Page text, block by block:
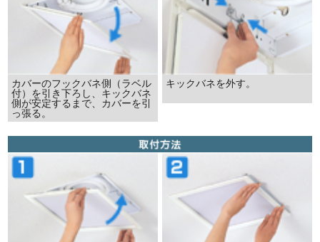
カバーのフックバネ側（ラベル
付）を引き下ろし、キックバネ
側が安定するまで、カバーを引
っ張る。
キックバネを外す。